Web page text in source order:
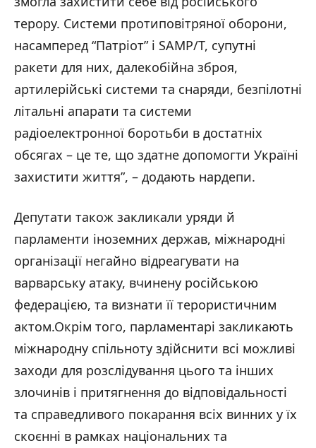
терору. Системи протиповітряної оборони,
насамперед “Патріот” і SAMP/T, супутні
ракети для них, далекобійна зброя,
артилерійські системи та снаряди, безпілотні
літальні апарати та системи
радіоелектронної боротьби в достатніх
обсягах – це те, що здатне допомогти Україні
захистити життя”, – додають нардепи.
Депутати також закликали уряди й
парламенти іноземних держав, міжнародні
організації негайно відреагувати на
варварську атаку, вчинену російською
федерацією, та визнати її терористичним
актом.Окрім того, парламентарі закликають
міжнародну спільноту здійснити всі можливі
заходи для розслідування цього та інших
злочинів і притягнення до відповідальності
та справедливого покарання всіх винних у їх
скоєнні в рамках національних та